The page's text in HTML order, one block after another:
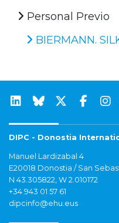
Personal Previo
BIERMANN.
DIPC - Donostia
Manuel Lardizabal 4
E20018 Donostia / San
N 43.305822, W 2.010172
+34 943 01 57 61
dipcinfo@ehu.eus